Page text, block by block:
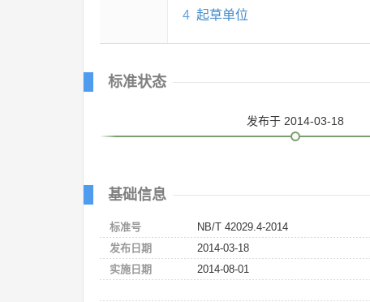
4 起草单位
标准状态
发布于 2014-03-18
基础信息
标准号
NB/T 42029.4-2014
发布日期
2014-03-18
实施日期
2014-08-01